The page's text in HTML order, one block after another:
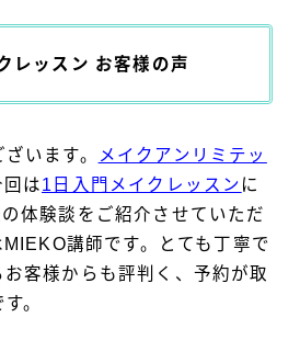
レッスン お客様の声
います。
メイクアンリミテッ
回は1日入門メイクレッスン に
体験談をご紹介させていただ
講師です。とても丁寧で
客様からも評判く、予約が取
。